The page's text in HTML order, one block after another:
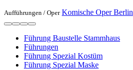
Aufführungen / Oper Komische Oper Berlin
Führung Bau­stelle Stamm­haus
Führungen
Führung Spezial Kostüm
Führung Spezial Maske